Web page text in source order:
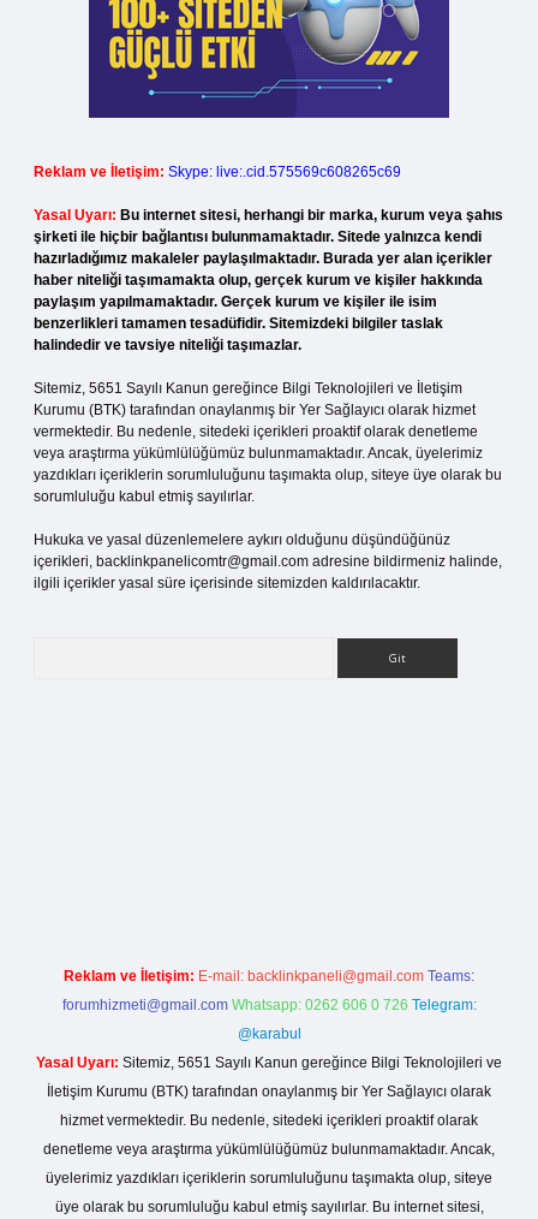
Reklam ve İletişim: Skype: live:.cid.575569c608265c69
Yasal Uyarı: Bu internet sitesi, herhangi bir marka, kurum veya şahıs
şirketi ile hiçbir bağlantısı bulunmamaktadır. Sitede yalnızca kendi
hazırladığımız makaleler paylaşılmaktadır. Burada yer alan içerikler
haber niteliği taşımamakta olup, gerçek kurum ve kişiler hakkında
paylaşım yapılmamaktadır. Gerçek kurum ve kişiler ile isim
benzerlikleri tamamen tesadüfidir. Sitemizdeki bilgiler taslak
halindedir ve tavsiye niteliği taşımazlar.
Sitemiz, 5651 Sayılı Kanun gereğince Bilgi Teknolojileri ve İletişim
Kurumu (BTK) tarafından onaylanmış bir Yer Sağlayıcı olarak hizmet
vermektedir. Bu nedenle, sitedeki içerikleri proaktif olarak denetleme
veya araştırma yükümlülüğümüz bulunmamaktadır. Ancak, üyelerimiz
yazdıkları içeriklerin sorumluluğunu taşımakta olup, siteye üye olarak bu
sorumluluğu kabul etmiş sayılırlar.
Hukuka ve yasal düzenlemelere aykırı olduğunu düşündüğünüz
içerikleri, backlinkpanelicomtr@gmail.com adresine bildirmeniz halinde,
ilgili içerikler yasal süre içerisinde sitemizden kaldırılacaktır.
Reklam ve İletişim: E-mail: backlinkpaneli@gmail.com Teams:
forumhizmeti@gmail.com Whatsapp: 0262 606 0 726 Telegram:
@karabul
Yasal Uyarı: Sitemiz, 5651 Sayılı Kanun gereğince Bilgi Teknolojileri ve
İletişim Kurumu (BTK) tarafından onaylanmış bir Yer Sağlayıcı olarak
hizmet vermektedir. Bu nedenle, sitedeki içerikleri proaktif olarak
denetleme veya araştırma yükümlülüğümüz bulunmamaktadır. Ancak,
üyelerimiz yazdıkları içeriklerin sorumluluğunu taşımakta olup, siteye
üye olarak bu sorumluluğu kabul etmiş sayılırlar. Bu internet sitesi,